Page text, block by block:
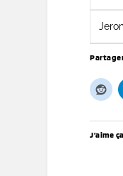
J’aime